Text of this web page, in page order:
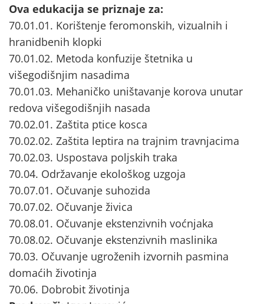
Ova edukacija se priznaje za:
70.01.01. Korištenje feromonskih, vizualnih i
hranidbenih klopki
70.01.02. Metoda konfuzije štetnika u
višegodišnjim nasadima
70.01.03. Mehaničko uništavanje korova unutar
redova višegodišnjih nasada
70.02.01. Zaštita ptice kosca
70.02.02. Zaštita leptira na trajnim travnjacima
70.02.03. Uspostava poljskih traka
70.04. Održavanje ekološkog uzgoja
70.07.01. Očuvanje suhozida
70.07.02. Očuvanje živica
70.08.01. Očuvanje ekstenzivnih voćnjaka
70.08.02. Očuvanje ekstenzivnih maslinika
70.03. Očuvanje ugroženih izvornih pasmina
domaćih životinja
70.06. Dobrobit životinja